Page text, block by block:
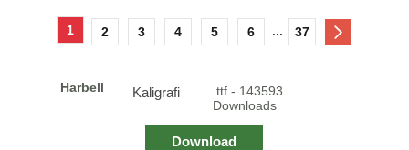
1 2 3 4 5 6 37
Harbell Kaligrafi
.ttf - 143593
Downloads
Download